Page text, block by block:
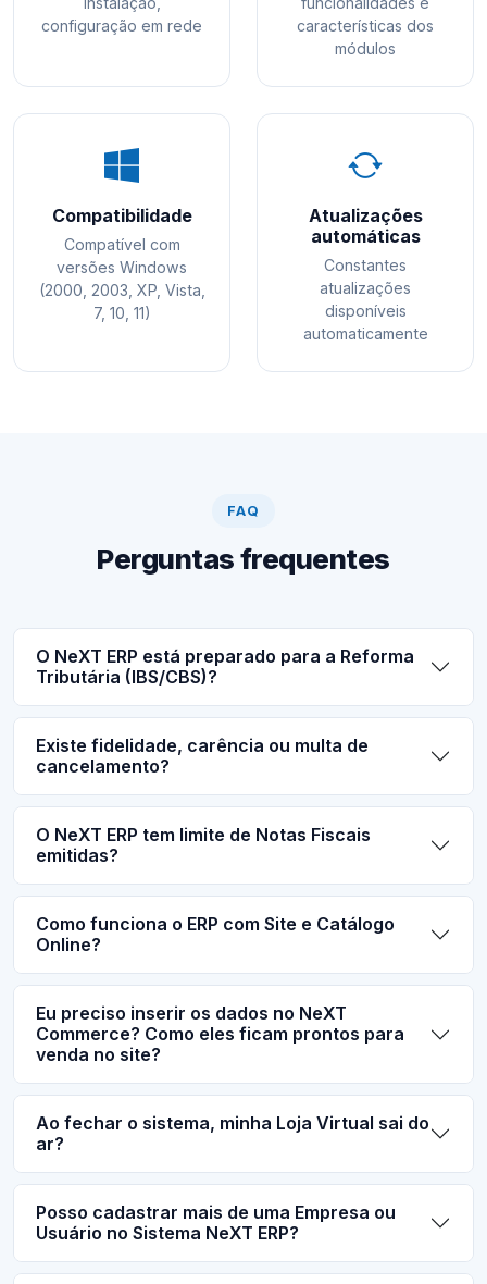
configuração em rede
características dos
módulos
Compatibilidade
Compatível com
versões Windows
(2000, 2003, XP, Vista,
7, 10, 11)
Atualizações
automáticas
Constantes
atualizações
disponíveis
automaticamente
FAQ
Perguntas frequentes
O NeXT ERP está preparado para a Reforma
Tributária (IBS/CBS)?
Existe fidelidade, carência ou multa de
cancelamento?
O NeXT ERP tem limite de Notas Fiscais
emitidas?
Como funciona o ERP com Site e Catálogo
Online?
Eu preciso inserir os dados no NeXT
Commerce? Como eles ficam prontos para
venda no site?
Ao fechar o sistema, minha Loja Virtual sai do
ar?
Posso cadastrar mais de uma Empresa ou
Usuário no Sistema NeXT ERP?